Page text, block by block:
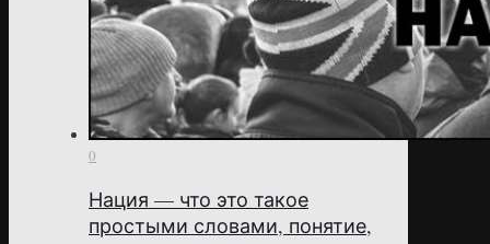
0
Нация — что это такое
простыми словами, понятие,